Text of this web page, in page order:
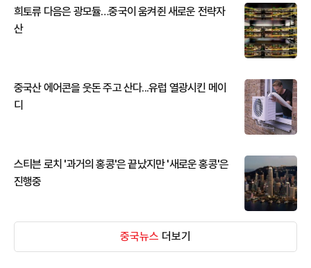
희토류 다음은 광모듈…중국이 움켜쥔 새로운 전략자
산
중국산 에어콘을 웃돈 주고 산다...유럽 열광시킨 메이
디
스티븐 로치 '과거의 홍콩'은 끝났지만 '새로운 홍콩'은
진행중
중국뉴스 더보기